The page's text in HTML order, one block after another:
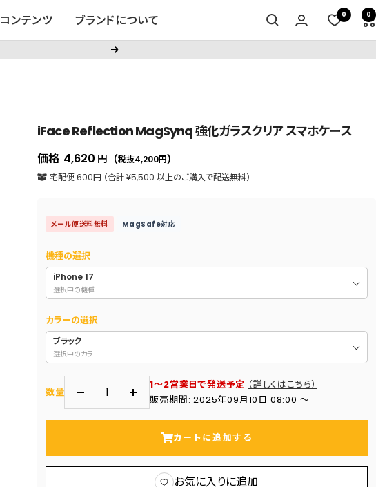
コンテンツ ブランドについて 0 0
次
iFace Reflection MagSynq 強化ガラスクリア スマホケース
価格 セ
ー
価
格
4,620 円 (税抜4,200円)
宅配便 600円 （合計 ¥5,500 以上のご購入で配送無料）
メール便送料無料 MagSafe対応
機種の選択
iPhone 17
選択中の機種
カラーの選択
ブラック
選択中のカラー
数量
量
減
数
量
増
1～2営業日で発送予定 （詳しくはこちら）
販売期間: 2025年09月10日 08:00 〜
カートに追加する
お気に入りに追加